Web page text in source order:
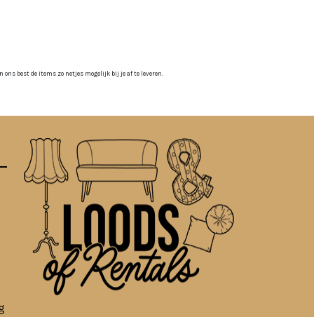
best de items zo netjes mogelijk bij je af te leveren.